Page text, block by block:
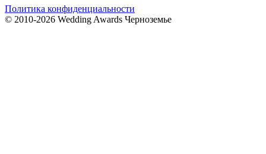
Политика конфиденциальности
© 2010-2026 Wedding Awards Черноземье